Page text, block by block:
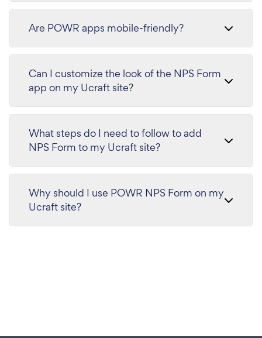
Are POWR apps mobile-friendly?
Can I customize the look of the NPS Form
app on my Ucraft site?
What steps do I need to follow to add
NPS Form to my Ucraft site?
Why should I use POWR NPS Form on my
Ucraft site?